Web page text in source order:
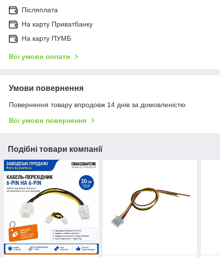
Післяплата
На карту Приватбанку
На карту ПУМБ
Всі умови оплати
Умови повернення
Повернення товару впродовж 14 днів за домовленістю
Всі умови повернення
Подібні товари компанії